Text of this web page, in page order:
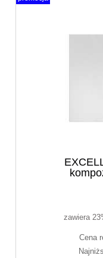
zawiera
Cena